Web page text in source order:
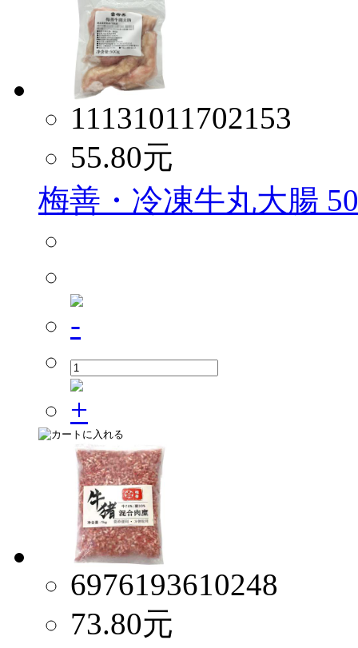
11131011702153
55.80元
梅善・冷凍牛丸大腸
6976193610248
73.80元